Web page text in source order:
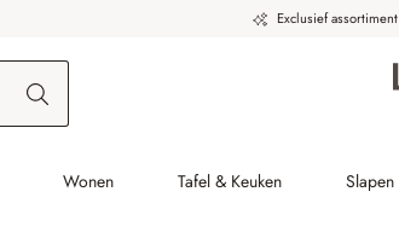
Exclusief assortiment
Wonen Tafel & Keuken Slapen